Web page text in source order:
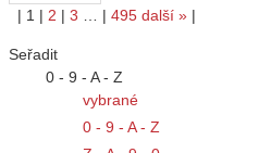
| 1 | 2 | 3 … | 495 další » |
Seřadit
0 - 9 - A - Z
vybrané
0 - 9 - A - Z